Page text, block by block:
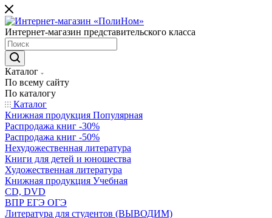
Интернет-магазин представительского класса
Каталог
По всему сайту
По каталогу
Каталог
Книжная продукция Популярная
Распродажа книг -30%
Распродажа книг -50%
Нехудожественная литература
Книги для детей и юношества
Художественная литература
Книжная продукция Учебная
CD, DVD
ВПР ЕГЭ ОГЭ
Литература для студентов (ВЫВОДИМ)